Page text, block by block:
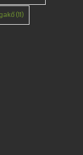
(11)